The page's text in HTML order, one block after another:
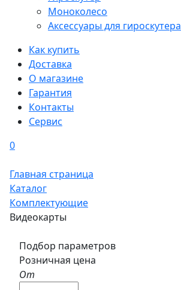
Моноколесо
Аксессуары для гироскутера
Как купить
Доставка
О магазине
Гарантия
Контакты
Сервис
0
Главная страница
Каталог
Комплектующие
Видеокарты
Подбор параметров
Розничная цена
От